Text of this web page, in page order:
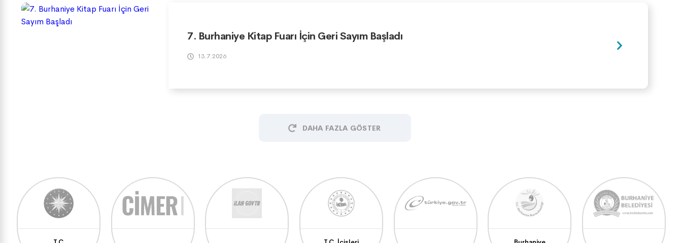
7. Burhaniye Kitap Fuarı İçin Geri Sayım Başladı
13.7.2026
DAHA FAZLA GÖSTER